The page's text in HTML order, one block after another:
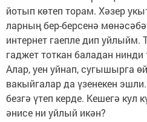
йотып көтеп торам. Хәзер
ларның бер-берсенә
интернет гаепле дип
гаджет тоткан баладан нинди
Алар, уен уйнап, сугышырга
вакыйгалар да үзенекен
безгә үтеп керде. Ке­шегә кул
әнисе ни уйлый икән?